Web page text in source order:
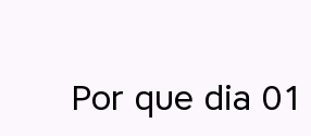
Por que dia